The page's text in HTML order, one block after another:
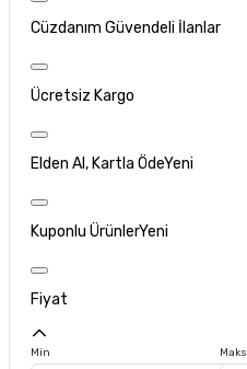
Cüzdanım Güvendeli İlanlar
Ücretsiz Kargo
Elden Al, Kartla ÖdeYeni
Kuponlu ÜrünlerYeni
Fiyat
Min Maks